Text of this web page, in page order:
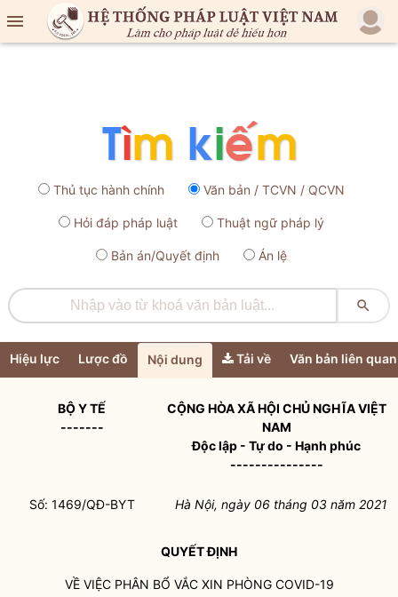

Thủ tục hành chính Văn bản / TCVN / QCVN
Hỏi đáp pháp luật Thuật ngữ pháp lý
Bản án/Quyết định Án lệ

Hiệu lực Lược đồ Nội dung Tải về Văn bản liên quan
BỘ Y TẾ
-------
CỘNG HÒA XÃ HỘI CHỦ NGHĨA VIỆT
NAM
Độc lập - Tự do - Hạnh phúc
---------------
Số: 1469/QĐ-BYT Hà Nội, ngày 06 tháng 03năm 2021
QUYẾT ĐỊNH
VỀ VIỆC PHÂN BỔ VẮC XIN PHÒNG COVID-19